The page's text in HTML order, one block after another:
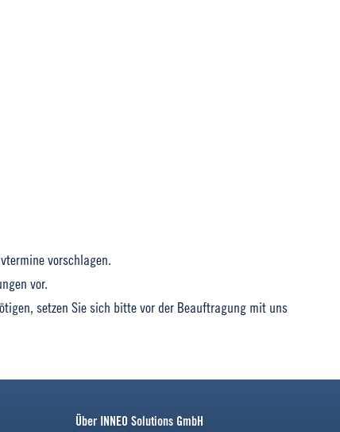
vorschlagen.
vor.
setzen Sie sich bitte vor der Beauftragung mit uns
Über INNEO Solutions GmbH